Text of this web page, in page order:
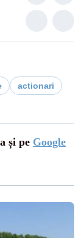
actionari
și pe Google